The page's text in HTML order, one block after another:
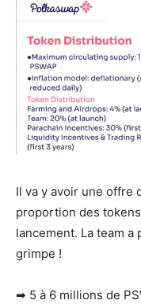
Il va y avoir une offre
proportion des
lancement. La team
grimpe !
➡ 5 à 6 millions de